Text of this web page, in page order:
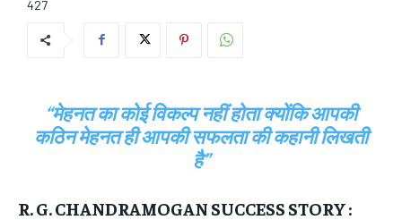
427
“मेहनत का कोई विकल्प नहीं होता क्योंकि आपकी
कठिन मेहनत ही आपकी सफलता की कहानी लिखती
है”
R. G. CHANDRAMOGAN SUCCESS STORY :